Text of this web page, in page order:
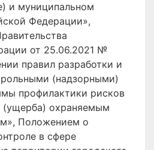
и муниципальном
Федерации»,
от 25.06.2021 №
правил разработки и
(надзорными)
профилактики рисков
(ущерба) охраняемым
Положением о
в сфере